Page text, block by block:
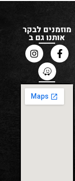
מוזמנים לבקר
אותנו גם ב